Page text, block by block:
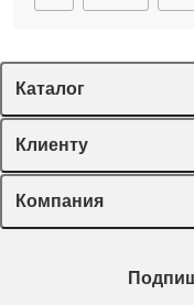
Каталог
Спецпредложения
Оборудование,
Пластик, стекло,
Химические
Клиенту
Лекторий Диаэм
Доставка и оплата
Мобильное
Компания